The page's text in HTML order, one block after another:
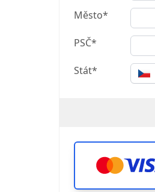
Město*
PSČ*
Stát*